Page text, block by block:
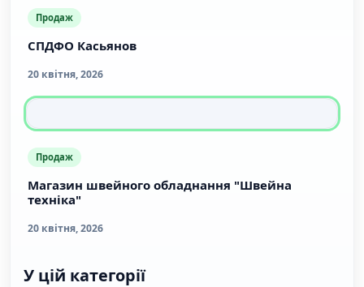
Продаж
СПДФО Касьянов
20 квітня, 2026
Продаж
Магазин швейного обладнання "Швейна
техніка"
20 квітня, 2026
У цій категорії